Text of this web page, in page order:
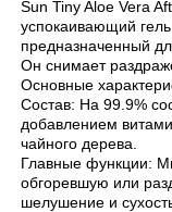
Sun Tiny Aloe Vera
успокаивающий
предназначенный
Он снимает
Основные
Состав: На 99.9%
добавлением
чайного дерева.
Главные функции:
обгоревшую или
шелушение и